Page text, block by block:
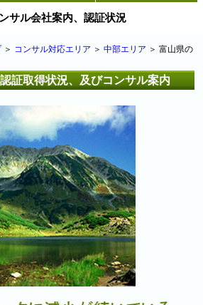
サル会社案内、認証状況
＞ コンサル対応エリア ＞ 中部エリア ＞ 富山県の
証取得状況、及びコンサル案内